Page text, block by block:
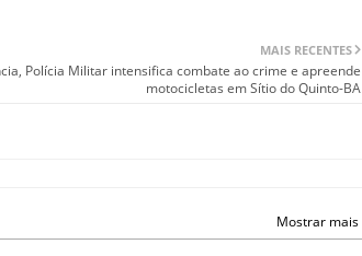
MAIS RECENTES
Polícia Militar intensifica combate ao crime e apreende
motocicletas em Sítio do Quinto-BA
Mostrar mais